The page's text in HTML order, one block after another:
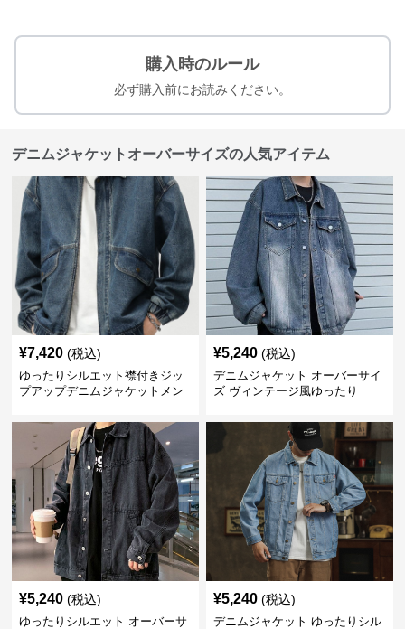
購入時のルール
必ず購入前にお読みください。
デニムジャケットオーバーサイズの人気アイテム
¥7,420 (税込)
ゆったりシルエット襟付きジッ
プアップデニムジャケットメン
¥5,240 (税込)
デニムジャケット オーバーサイ
ズ ヴィンテージ風ゆったり
¥5,240 (税込)
ゆったりシルエット オーバーサ
¥5,240 (税込)
デニムジャケット ゆったりシル